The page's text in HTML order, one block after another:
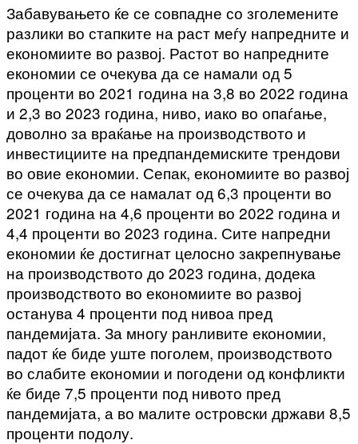
Забавувањето ќе се совпадне со зголемените
разлики во стапките на раст меѓу напредните и
економиите во развој. Растот во напредните
економии се очекува да се намали од 5
проценти во 2021 година на 3,8 во 2022 година
и 2,3 во 2023 година, ниво, иако во опаѓање,
доволно за враќање на производството и
инвестициите на предпандемиските трендови
во овие економии. Сепак, економиите во развој
се очекува да се намалат од 6,3 проценти во
2021 година на 4,6 проценти во 2022 година и
4,4 проценти во 2023 година. Сите напредни
економии ќе достигнат целосно закрепнување
на производството до 2023 година, додека
производството во економиите во развој
останува 4 проценти под нивоа пред
пандемијата. За многу ранливите економии,
падот ќе биде уште поголем, производството
во слабите економии и погодени од конфликти
ќе биде 7,5 проценти под нивото пред
пандемијата, а во малите островски држави 8,5
проценти подолу.